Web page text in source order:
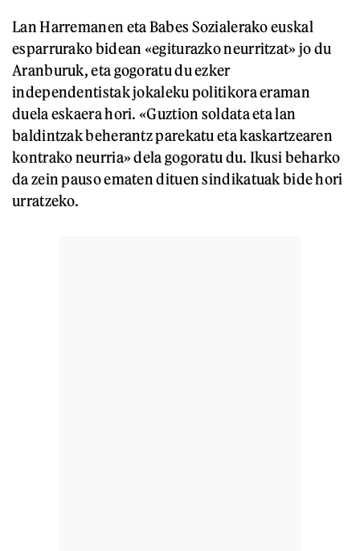
Lan Harremanen eta Babes Sozialerako euskal
esparrurako bidean «egiturazko neurritzat» jo du
Aranburuk, eta gogoratu du ezker
independentistak jokaleku politikora eraman
duela eskaera hori. «Guztion soldata eta lan
baldintzak beherantz parekatu eta kaskartzearen
kontrako neurria» dela gogoratu du. Ikusi beharko
da zein pauso ematen dituen sindikatuak bide hori
urratzeko.